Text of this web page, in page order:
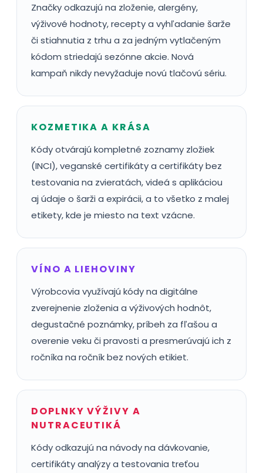
Značky odkazujú na zloženie, alergény,
výživové hodnoty, recepty a vyhľadanie šarže
či stiahnutia z trhu a za jedným vytlačeným
kódom striedajú sezónne akcie. Nová
kampaň nikdy nevyžaduje novú tlačovú sériu.
KOZMETIKA A KRÁSA
Kódy otvárajú kompletné zoznamy zložiek
(INCI), veganské certifikáty a certifikáty bez
testovania na zvieratách, videá s aplikáciou
aj údaje o šarži a expirácii, a to všetko z malej
etikety, kde je miesto na text vzácne.
VÍNO A LIEHOVINY
Výrobcovia využívajú kódy na digitálne
zverejnenie zloženia a výživových hodnôt,
degustačné poznámky, príbeh za fľašou a
overenie veku či pravosti a presmerúvajú ich z
ročníka na ročník bez nových etikiet.
DOPLNKY VÝŽIVY A
NUTRACEUTIKÁ
Kódy odkazujú na návody na dávkovanie,
certifikáty analýzy a testovania treťou